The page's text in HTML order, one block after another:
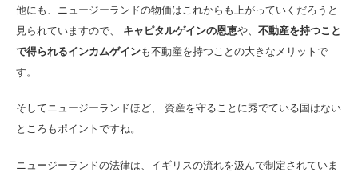
他にも、ニュージーランドの物価はこれからも上がっていくだろうと
見られていますので、 キャピタルゲインの恩恵や、 不動産を持つこと
で得られるインカムゲインも不動産を持つことの大きなメリットで
す。
そしてニュージーランドほど、 資産を守ることに秀でている国はない
ところもポイントですね。
ニュージーランドの法律は、イギリスの流れを汲んで制定されていま